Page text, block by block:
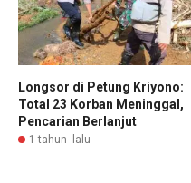
Longsor di Petung Kriyono:
Total 23 Korban Meninggal,
Pencarian Berlanjut
1 tahun lalu